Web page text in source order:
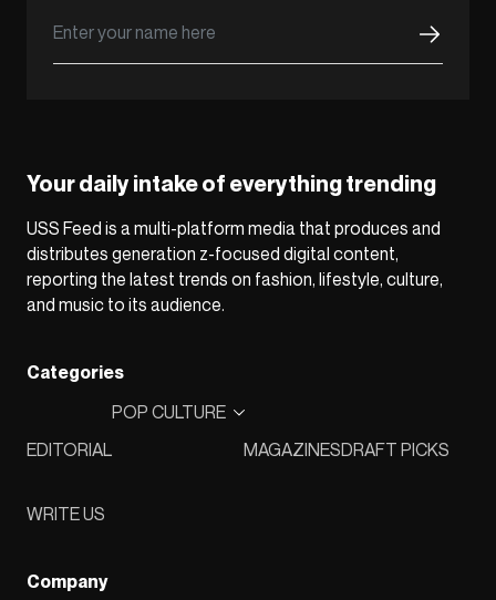
Your daily intake of everything trending
USS Feed is a multi-platform media that produces and
distributes generation z-focused digital content,
reporting the latest trends on fashion, lifestyle, culture,
and music to its audience.
Categories
EDITORIAL
POP CULTURE
MAGAZINESDRAFT PICKS
WRITE US
Company